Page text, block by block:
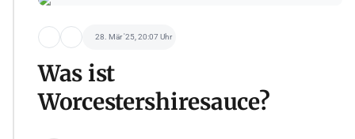
28. Mär '25, 20:07 Uhr
Was ist
Worcestershiresauce?